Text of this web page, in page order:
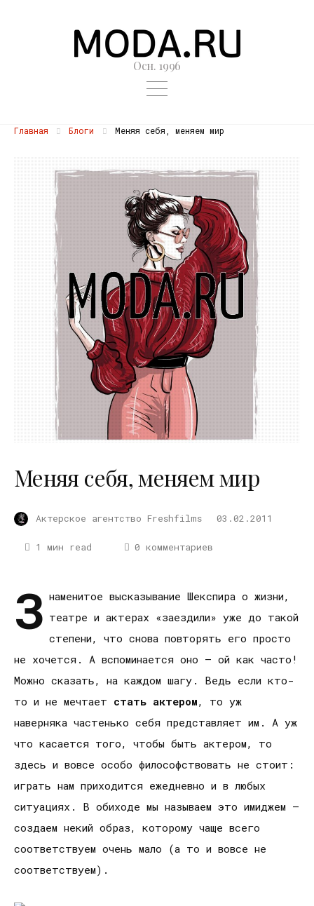
Осн. 1996
Главная Блоги Меняя себя, меняем мир
Меняя себя, меняем мир
Актерское агентство Freshfilms 03.02.2011
1 мин read 0 комментариев
З наменитое высказывание Шекспира о жизни,
театре и актерах «заездили» уже до такой
степени, что снова повторять его просто
не хочется. А вспоминается оно – ой как часто!
Можно сказать, на каждом шагу. Ведь если кто-
то и не мечтает стать актером, то уж
наверняка частенько себя представляет им. А уж
что касается того, чтобы быть актером, то
здесь и вовсе особо философствовать не стоит:
играть нам приходится ежедневно и в любых
ситуациях. В обиходе мы называем это имиджем –
создаем некий образ, которому чаще всего
соответствуем очень мало (а то и вовсе не
соответствуем).